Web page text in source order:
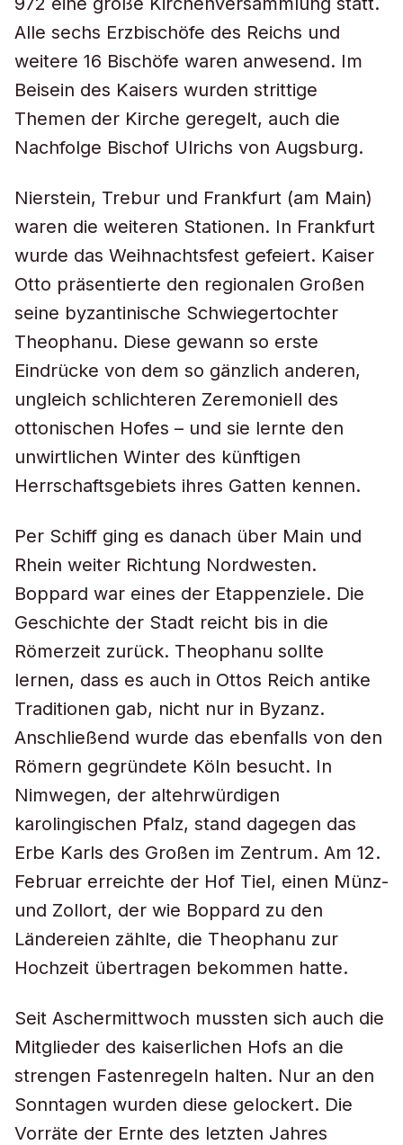
Alle sechs Erzbischöfe des Reichs und
weitere 16 Bischöfe waren anwesend. Im
Beisein des Kaisers wurden strittige
Themen der Kirche geregelt, auch die
Nachfolge Bischof Ulrichs von Augsburg.
Nierstein, Trebur und Frankfurt (am Main)
waren die weiteren Stationen. In Frankfurt
wurde das Weihnachtsfest gefeiert. Kaiser
Otto präsentierte den regionalen Großen
seine byzantinische Schwiegertochter
Theophanu. Diese gewann so erste
Eindrücke von dem so gänzlich anderen,
ungleich schlichteren Zeremoniell des
ottonischen Hofes – und sie lernte den
unwirtlichen Winter des künftigen
Herrschaftsgebiets ihres Gatten kennen.
Per Schiff ging es danach über Main und
Rhein weiter Richtung Nordwesten.
Boppard war eines der Etappenziele. Die
Geschichte der Stadt reicht bis in die
Römerzeit zurück. Theophanu sollte
lernen, dass es auch in Ottos Reich antike
Traditionen gab, nicht nur in Byzanz.
Anschließend wurde das ebenfalls von den
Römern gegründete Köln besucht. In
Nimwegen, der altehrwürdigen
karolingischen Pfalz, stand dagegen das
Erbe Karls des Großen im Zentrum. Am 12.
Februar erreichte der Hof Tiel, einen Münz-
und Zollort, der wie Boppard zu den
Ländereien zählte, die Theophanu zur
Hochzeit übertragen bekommen hatte.
Seit Aschermittwoch mussten sich auch die
Mitglieder des kaiserlichen Hofs an die
strengen Fastenregeln halten. Nur an den
Sonntagen wurden diese gelockert. Die
Vorräte der Ernte des letzten Jahres